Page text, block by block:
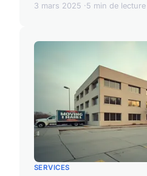
3 mars 2025 5 min de lecture
SERVICES